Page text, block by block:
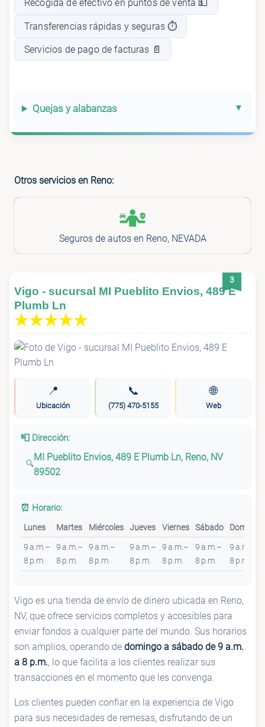
Recogida de efectivo en puntos de venta 💵
Transferencias rápidas y seguras ⏱️
Servicios de pago de facturas 📄
Quejas y alabanzas
Otros servicios en Reno:
Seguros de autos en Reno, NEVADA
3
Vigo - sucursal MI Pueblito Envios, 489 E
Plumb Ln
📍
Ubicación
📞
(775) 470-5155
🌐
Web
📮 Dirección:
MI Pueblito Envios, 489 E Plumb Ln, Reno, NV
89502
⏰ Horario:
Lunes Martes Miércoles Jueves Viernes Sábado Domingo
9 a.m.–
8 p.m.
9 a.m.–
8 p.m.
9 a.m.–
8 p.m.
9 a.m.–
8 p.m.
9 a.m.–
8 p.m.
9 a.m.–
8 p.m.
9 a.m.–
8 p.m.
Vigo es una tienda de envío de dinero ubicada en Reno,
NV, que ofrece servicios completos y accesibles para
enviar fondos a cualquier parte del mundo. Sus horarios
son amplios, operando de domingo a sábado de 9 a.m.
a 8 p.m., lo que facilita a los clientes realizar sus
transacciones en el momento que les convenga.
Los clientes pueden confiar en la experiencia de Vigo
para sus necesidades de remesas, disfrutando de un